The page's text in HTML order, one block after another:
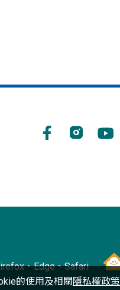
、Edge、Safari
的使用及相關隱私權政策